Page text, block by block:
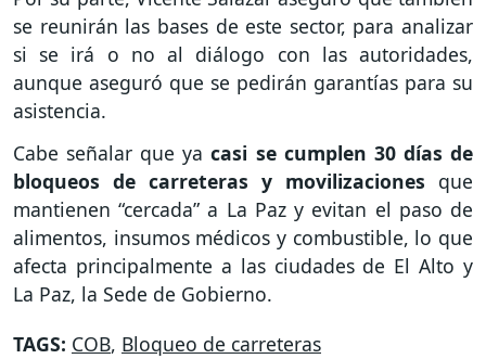
se reunirán las bases de este sector, para analizar
si se irá o no al diálogo con las autoridades,
aunque aseguró que se pedirán garantías para su
asistencia.
Cabe señalar que yacasi se cumplen 30 días de
bloqueos de carreteras y movilizaciones que
mantienen “cercada” a La Paz y evitan el paso de
alimentos, insumos médicos y combustible, lo que
afecta principalmente a las ciudades de El Alto y
La Paz, la Sede de Gobierno.
TAGS: COB, Bloqueo de carreteras